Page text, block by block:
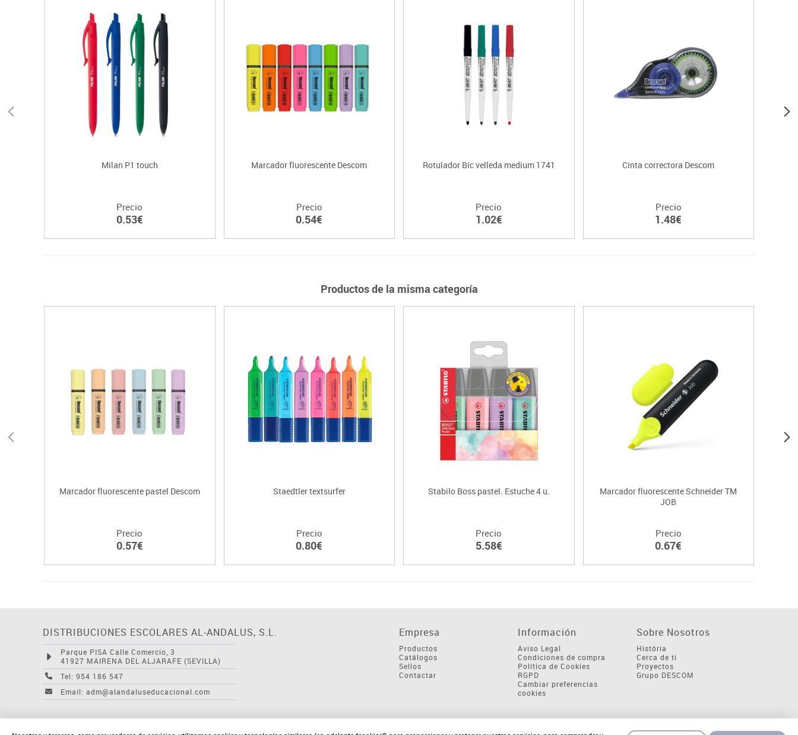
Milan P1 touch
Precio
0.53€
Marcador fluorescente Descom
Precio
0.54€
Rotulador Bic velleda medium 1741
Precio
1.02€
Cinta correctora Descom
Precio
1.48€
Productos de la misma categoría
Marcador fluorescente pastel Descom
Precio
0.57€
Staedtler textsurfer
Precio
0.80€
Stabilo Boss pastel. Estuche 4 u.
Precio
5.58€
Marcador fluorescente Schneider TM
JOB
Precio
0.67€
DISTRIBUCIONES ESCOLARES AL-ANDALUS, S.L.
Parque PISA Calle Comercio, 3
41927 MAIRENA DEL ALJARAFE (SEVILLA)
Tel: 954 186 547
Email: adm@alandaluseducacional.com
Empresa
Productos
Catálogos
Sellos
Contactar
Información
Aviso Legal
Condiciones de compra
Política de Cookies
RGPD
Cambiar preferencias
cookies
Sobre Nosotros
História
Cerca de ti
Proyectos
Grupo DESCOM